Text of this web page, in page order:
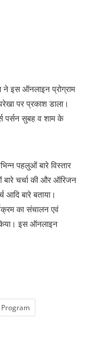
ने इस ऑनलाइन प्रोग्राम
पर प्रकाश डाला।
पर्सन सुबह व शाम के
पहलुओं बारे विस्तार
बारे चर्चा की और ऑरिजन
आदि बारे बताया।
का संचालन एवं
इस ऑनलाइन